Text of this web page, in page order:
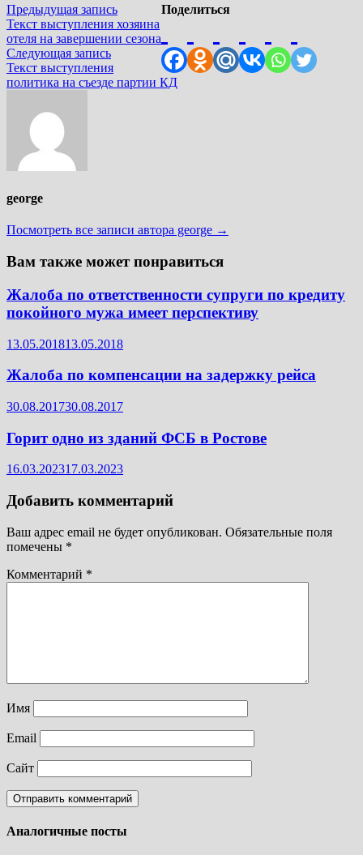
Поделиться
Навигация
по
записям
Предыдущая записьПредыдущая
запись:
Текст выступления хозяина
отеля на завершении сезона
Следующая записьСледующая
запись:
Текст выступления
политика на съезде партии КД
george
Посмотреть все записи автора george →
Вам также может понравиться
Жалоба по ответственности супруги по кредиту
покойного мужа имеет перспективу
13.05.201813.05.2018
Жалоба по компенсации на задержку рейса
30.08.201730.08.2017
Горит одно из зданий ФСБ в Ростове
16.03.202317.03.2023
Добавить комментарий
Ваш адрес email не будет опубликован. Обязательные поля
помечены *
Комментарий *
Имя
Email
Сайт
Аналогичные посты